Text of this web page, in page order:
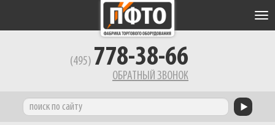
(495) 778-38-66
ОБРАТНЫЙ ЗВОНОК